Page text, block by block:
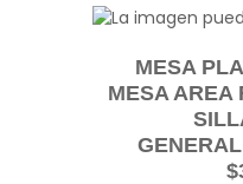
MESA
MESA AREA